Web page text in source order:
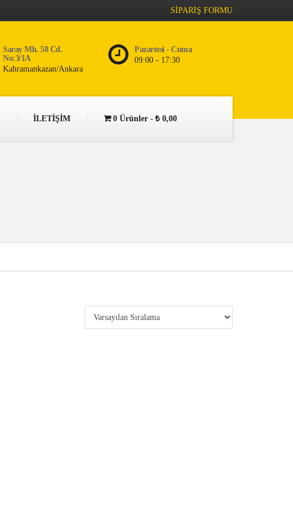
SİPARİŞ FORMU
Saray Mh. 58 Cd.
No:3/1A
Kahramankazan/Ankara
Pazartesi - Cuma
09:00 - 17:30
İLETİŞİM 0 Ürünler ₺ 0,00